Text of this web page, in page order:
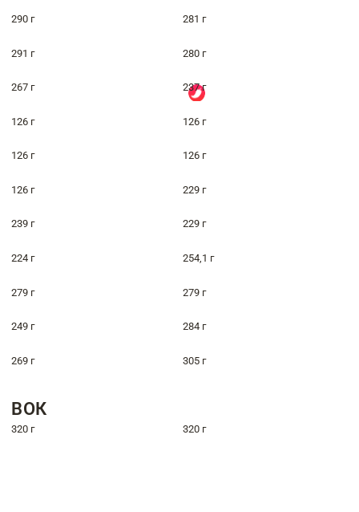
290 г 281 г
291 г 280 г
267 г 237 г
126 г 126 г
126 г 126 г
126 г 229 г
239 г 229 г
224 г 254,1 г
279 г 279 г
249 г 284 г
269 г 305 г
ВОК
320 г 320 г